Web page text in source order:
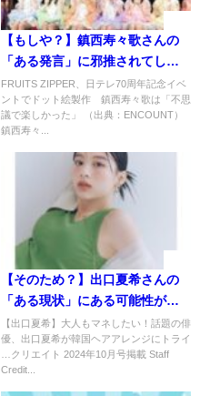
【もしや？】鎮西寿々歌さんの
「ある発言」に邪推されてしま
う事態に
FRUITS ZIPPER、日テレ70周年記念イベ
ントでドット絵製作 鎮西寿々歌は「不思
議で楽しかった」 （出典：ENCOUNT）
鎮西寿々...
【そのため？】出口夏希さんの
「ある現状」にある可能性が見
えてくることに
【出口夏希】大人もマネしたい！話題の俳
優、出口夏希が韓国ヘアアレンジにトライ
…クリエイト 2024年10月号掲載 Staff
Credit...